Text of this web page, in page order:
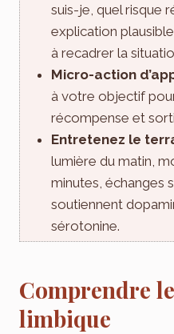
suis-je, quel risque
explication
à recadrer la
Micro-action
à votre objectif
récompense et
Entretenez le
lumière du matin,
minutes, échanges
soutiennent
sérotonine.
Comprendre
limbique